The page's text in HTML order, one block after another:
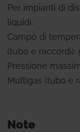
Per impianti di
liquidi.
Campo di
(tubo e raccordi):
Pressione
Multigas (tubo e
Note